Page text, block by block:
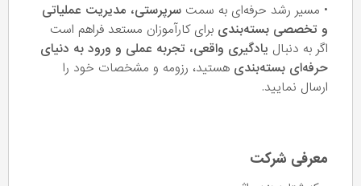
• مسیر رشد حرفه‌ای به سمت سرپرستی، مدیریت عملیاتی
و تخصصی بسته‌بندی برای کارآموزان مستعد فراهم است
اگر به دنبال یادگیری واقعی، تجربه عملی و ورود به دنیای
حرفه‌ای بسته‌بندی هستید، رزومه و مشخصات خود را
ارسال نمایید.
معرفی شرکت